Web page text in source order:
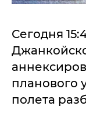
Сегодня
планового
полета